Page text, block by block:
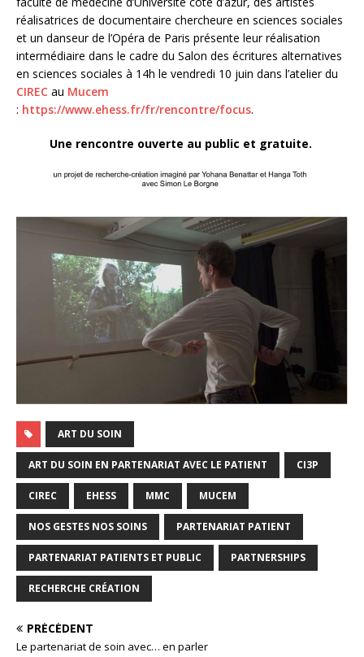
réalisatrices de documentaire chercheure en sciences sociales
et un danseur de l’Opéra de Paris présente leur réalisation
intermédiaire dans le cadre du Salon des écritures alternatives
en sciences sociales à 14h le vendredi 10 juin dans l’atelier du
CIREC au Mucem
: https://www.ehess.fr/fr/rencontre/focus.
Une rencontre ouverte au public et gratuite.
ART DU SOIN
ART DU SOIN EN PARTENARIAT AVEC LE PATIENT CI3P
CIREC EHESS MMC MUCEM
NOS GESTES NOS SOINS PARTENARIAT PATIENT
PARTENARIAT PATIENTS ET PUBLIC PARTNERSHIPS
RECHERCHE CRÉATION
PRÉCÉDENT
Le partenariat de soin avec… en parler